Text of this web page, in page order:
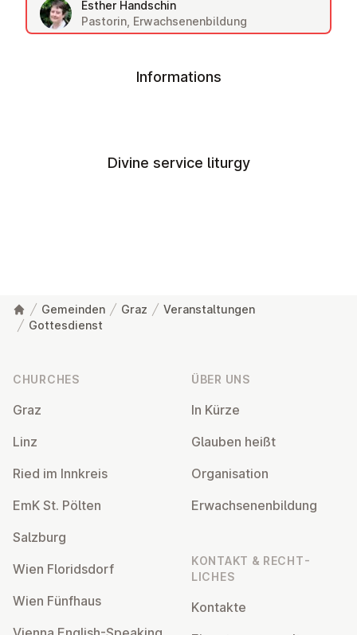
Esther Handschin
Pastorin, Erwachsenenbildung
Informations
Divine service liturgy
Gemeinden Graz
Veranstaltungen
Gottesdienst
CHURCHES
Graz
Linz
Ried im Innkreis
EmK St. Pölten
Salzburg
Wien Flor­idsdorf
Wien Fünfhaus
ÜBER UNS
In Kürze
Glauben heißt
Or­gan­isa­tion
Er­wach­sen­en­bildung
KONTAKT & RECHT­
LICHES
Kontakte